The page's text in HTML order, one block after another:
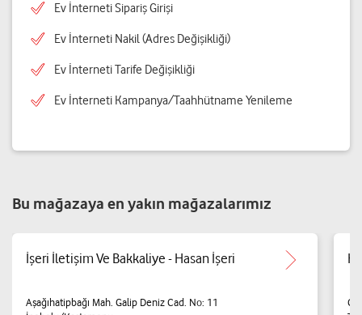
Ev İnterneti Sipariş Girişi
Ev İnterneti Nakil (Adres Değişikliği)
Ev İnterneti Tarife Değişikliği
Ev İnterneti Kampanya/Taahhütname Yenileme
Bu mağazaya en yakın mağazalarımız
İşeri İletişim Ve Bakkaliye - Hasan İşeri
Aşağıhatipbağı Mah. Galip Deniz Cad. No: 11